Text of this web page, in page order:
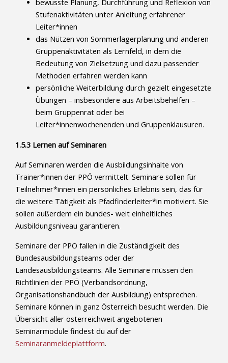
bewusste Planung, Durchführung und Reflexion von
Stufenaktivitäten unter Anleitung erfahrener
Leiter*innen
das Nützen von Sommerlagerplanung und anderen
Gruppenaktivitäten als Lernfeld, in dem die
Bedeutung von Zielsetzung und dazu passender
Methoden erfahren werden kann
persönliche Weiterbildung durch gezielt eingesetzte
Übungen – insbesondere aus Arbeitsbehelfen –
beim Gruppenrat oder bei
Leiter*innenwochenenden und Gruppenklausuren.
1.5.3 Lernen auf Seminaren
Auf Seminaren werden die Ausbildungsinhalte von
Trainer*innen der PPÖ vermittelt. Seminare sollen für
Teilnehmer*innen ein persönliches Erlebnis sein, das für
die weitere Tätigkeit als Pfadfinderleiter*in motiviert. Sie
sollen außerdem ein bundes- weit einheitliches
Ausbildungsniveau garantieren.
Seminare der PPÖ fallen in die Zuständigkeit des
Bundesausbildungsteams oder der
Landesausbildungsteams. Alle Seminare müssen den
Richtlinien der PPÖ (Verbandsordnung,
Organisationshandbuch der Ausbildung) entsprechen.
Seminare können in ganz Österreich besucht werden. Die
Übersicht aller österreichweit angebotenen
Seminarmodule findest du auf der
Seminaranmeldeplattform.